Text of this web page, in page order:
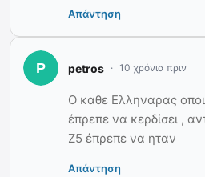
Απάντηση
petros 10 χρόνια πριν
Ο καθε Ελληναρας
έπρεπε να κερδίσει ,
Z5 έπρεπε να ηταν
Απάντηση